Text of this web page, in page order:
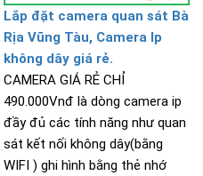
Lắp đặt camera quan sát Bà
Rịa Vũng Tàu, Camera Ip
không dây giá rẻ.
CAMERA GIÁ RẺ CHỈ
490.000Vnđ là dòng camera ip
đầy đủ các tính năng như quan
sát kết nối không dây(bằng
WIFI ) ghi hình bằng thẻ nhớ